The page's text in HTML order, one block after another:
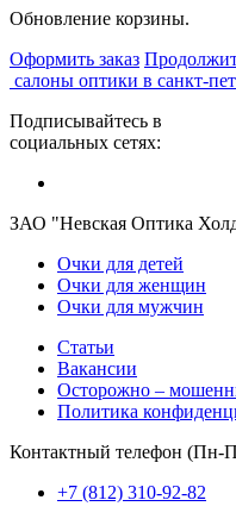
Обновление корзины.
Оформить заказ
салоны оптики в санкт-
Подписывайтесь в
социальных сетях:
ЗАО "Невская Оптика
Очки для детей
Очки для женщин
Очки для мужчин
Статьи
Вакансии
Осторожно –
Политика
Контактный телефон (Пн-
+7 (812) 310-92-82